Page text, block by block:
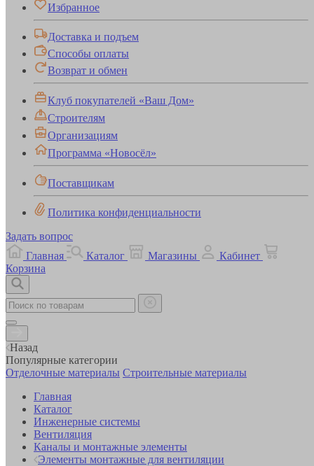
Избранное
Доставка и подъем
Способы оплаты
Возврат и обмен
Клуб покупателей «Ваш Дом»
Строителям
Организациям
Программа «Новосёл»
Поставщикам
Политика конфиденциальности
Задать вопрос
Главная
Каталог Магазины
Кабинет
Корзина
Назад
Популярные категории
Отделочные материалы Строительные материалы
Главная
Каталог
Инженерные системы
Вентиляция
Каналы и монтажные элементы
Элементы монтажные для вентиляции